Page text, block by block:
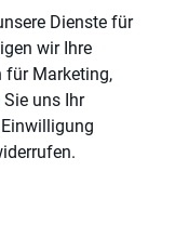
Volkswagen R
Dienste für
wir Ihre
für Marketing,
uns Ihr